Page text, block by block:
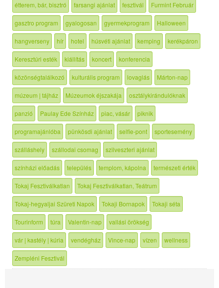
étterem, bár, bisztró farsangi ajánlat fesztivál Furmint Február
gasztro program gyalogosan gyermekprogram Halloween
hangverseny hír hotel húsvéti ajánlat kemping kerékpáron
Keresztúri esték kiállítás koncert konferencia
közönségtalálkozó kulturális program lovaglás Márton-nap
múzeum | tájház Múzeumok éjszakája osztálykirándulóknak
panzió Paulay Ede Színház piac, vásár piknik
programajánlóba pünkösdi ajánlat selfie-pont sportesemény
szálláshely szállodai csomag szilveszteri ajánlat
színházi előadás település templom, kápolna természeti érték
Tokaj Fesztiválkatlan Tokaj Fesztiválkatlan, Teátrum
Tokaj-hegyaljai Szüreti Napok Tokaji Bornapok Tokaji séta
Tourinform túra Valentin-nap vallási örökség
vár | kastély | kúria vendégház Vince-nap vízen wellness
Zempléni Fesztivál